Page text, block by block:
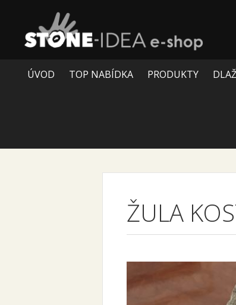
ÚVOD TOP NABÍDKA PRODUKTY
ŽULA